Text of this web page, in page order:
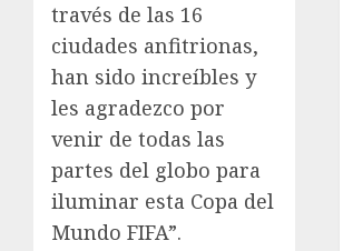
través de las 16
ciudades anfitrionas,
han sido increíbles y
les agradezco por
venir de todas las
partes del globo para
iluminar esta Copa del
Mundo FIFA”.